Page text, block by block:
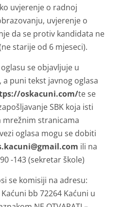
uvjerenje o radnoj
uvjerenje o
da se protiv kandidata ne
starije od 6 mjeseci).
se objavljuje u
puni tekst javnog oglasa
oskacuni.com/te se
SBK koja isti
mrežnim stranicama
oglasa mogu se dobiti
ili na
-143 (sekretar škole)
se komisiji na adresu:
bb 72264 Kaćuni u